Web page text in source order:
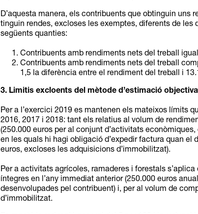
D’aquesta manera, els contribuents que obtinguin uns
tinguin rendes, excloses les exemptes, diferents de
següents quanties:
Contribuents amb rendiments nets del treball
Contribuents amb rendiments nets del treball
1,5 la diferència entre el rendiment del treball i
3. Limitis excloents del mètode d’estimació objectiva
Per a l’exercici 2019 es mantenen els mateixos límits
2016, 2017 i 2018: tant els relatius al volum de
(250.000 euros per al conjunt d’activitats
en les quals hi hagi obligació d’expedir factura quan
euros, excloses les adquisicions d’immobilitzat).
Per a activitats agrícoles, ramaderes i forestals
íntegres en l’any immediat anterior (250.000 euros
desenvolupades pel contribuent) i, per al volum de
d’immobilitzat.